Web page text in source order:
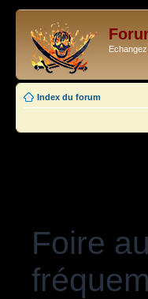
Index du forum
Foire